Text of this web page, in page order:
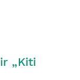
„Kiti